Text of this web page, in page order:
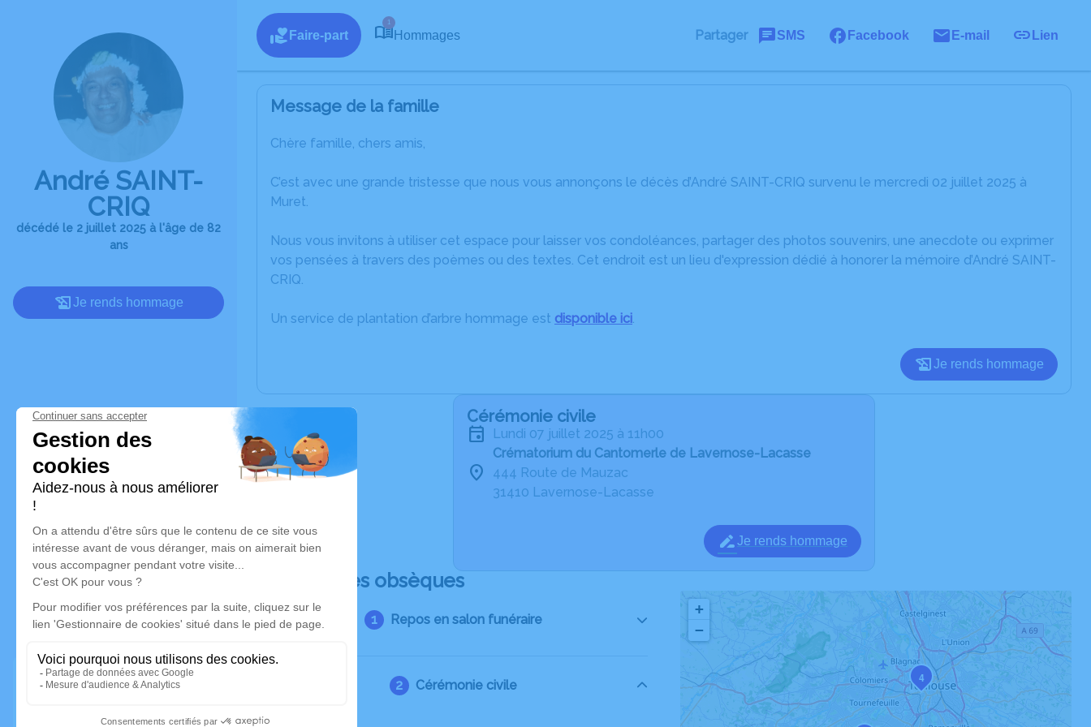
André SAINT-
CRIQ
décédé le 2 juillet 2025 à l'âge de 82
ans
Je rends hommage
Faire-part
1
Hommages Partager SMS Facebook E-mail Lien
Message de la famille
Chère famille, chers amis,
C’est avec une grande tristesse que nous vous annonçons le décès d’André SAINT-CRIQ survenu le mercredi 02 juillet 2025 à
Muret.
Nous vous invitons à utiliser cet espace pour laisser vos condoléances, partager des photos souvenirs, une anecdote ou exprimer
vos pensées à travers des poèmes ou des textes. Cet endroit est un lieu d'expression dédié à honorer la mémoire d’André SAINT-
CRIQ.
Un service de plantation d’arbre hommage est disponible ici.
Je rends hommage
Cérémonie civile
lundi 07 juillet 2025 à 11h00
Crématorium du Cantomerle de Lavernose-Lacasse
444 Route de Mauzac
31410 Lavernose-Lacasse
Je rends hommage
Déroulé des obsèques
Repos en salon funéraire
Cérémonie civile 4
+
−